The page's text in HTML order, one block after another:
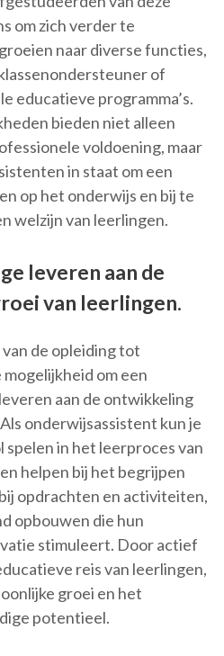
om zich verder te
naar diverse functies,
of
educatieve programma’s.
bieden niet alleen
voldoening, maar
in staat om een
op het onderwijs en bij te
welzijn van leerlingen.
leveren aan de
van leerlingen.
de opleiding tot
om een
aan de ontwikkeling
onderwijsassistent kun je
in het leerproces van
helpen bij het begrijpen
opdrachten en activiteiten,
opbouwen die hun
stimuleert. Door actief
reis van leerlingen,
groei en het
potentieel.